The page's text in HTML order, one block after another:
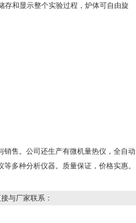
存和显示整个实验过程，炉体可自由旋
售。公司还生产有微机量热仪，全自动
多种分析仪器。质量保证，价格实惠。
与厂家联系：